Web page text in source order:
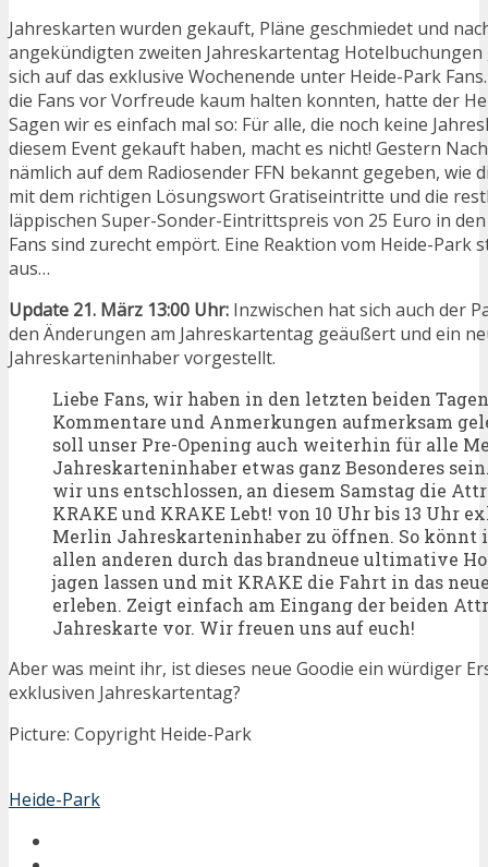
Jahreskarten wurden gekauft, Pläne geschmiedet und
angekündigten zweiten Jahreskartentag
sich auf das exklusive Wochenende unter Heide-Park
die Fans vor Vorfreude kaum halten konnten, hatte der
Sagen wir es einfach mal so: Für alle, die noch keine
diesem Event gekauft haben, macht es nicht! Gestern
nämlich auf dem Radiosender FFN bekannt gegeben, wie
mit dem richtigen Lösungswort Gratiseintritte und die
läppischen Super-Sonder-Eintrittspreis von 25 Euro in
Fans sind zurecht empört. Eine Reaktion vom Heide-Park
aus…
Update 21. März 13:00 Uhr: Inzwischen hat sich auch der
den Änderungen am Jahreskartentag geäußert und ein
Jahreskarteninhaber vorgestellt.
Liebe Fans, wir haben in den letzten beiden
Kommentare und Anmerkungen aufmerksam
soll unser Pre-Opening auch weiterhin für alle
Jahreskarteninhaber etwas ganz Besonderes
wir uns entschlossen, an diesem Samstag die
KRAKE und KRAKE Lebt! von 10 Uhr bis 13 Uhr
Merlin Jahreskarteninhaber zu öffnen. So könnt
allen anderen durch das brandneue ultimative
jagen lassen und mit KRAKE die Fahrt in das
erleben. Zeigt einfach am Eingang der beiden
Jahreskarte vor. Wir freuen uns auf euch!
Aber was meint ihr, ist dieses neue Goodie ein würdiger
exklusiven Jahreskartentag?
Picture: Copyright Heide-Park
Heide-Park